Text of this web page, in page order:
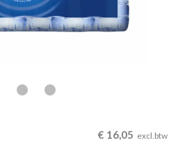
€ 16,05 excl.btw